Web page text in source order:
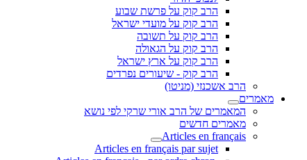
הרב קוק על פרשת שבוע
הרב קוק על מועדי ישראל
הרב קוק על תשובה
הרב קוק על הגאולה
הרב קוק על ארץ ישראל
הרב קוק - שיעורים נפרדים
הרב אשכנזי (מניטו)
מאמרים
המאמרים של הרב אורי שרקי לפי נושא
מאמרים חדשים
Articles en français
Articles en français par sujet